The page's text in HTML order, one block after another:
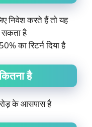
निवेश करते हैं तो यह
सकता है
का रिटर्न दिया है
है
के आसपास है